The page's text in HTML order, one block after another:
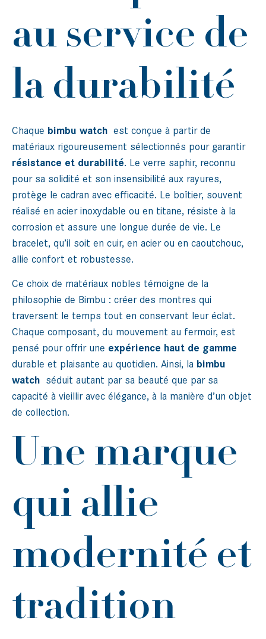
au service de
la durabilité
Chaque bimbu watch est conçue à partir de
matériaux rigoureusement sélectionnés pour garantir
résistance et durabilité. Le verre saphir, reconnu
pour sa solidité et son insensibilité aux rayures,
protège le cadran avec efficacité. Le boîtier, souvent
réalisé en acier inoxydable ou en titane, résiste à la
corrosion et assure une longue durée de vie. Le
bracelet, qu’il soit en cuir, en acier ou en caoutchouc,
allie confort et robustesse.
Ce choix de matériaux nobles témoigne de la
philosophie de Bimbu : créer des montres qui
traversent le temps tout en conservant leur éclat.
Chaque composant, du mouvement au fermoir, est
pensé pour offrir une expérience haut de gamme
durable et plaisante au quotidien. Ainsi, la bimbu
watch séduit autant par sa beauté que par sa
capacité à vieillir avec élégance, à la manière d’un objet
de collection.
Une marque
qui allie
modernité et
tradition